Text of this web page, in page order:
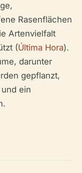
Rasenflächen
Artenvielfalt
(Última Hora).
darunter
gepflanzt,
ein